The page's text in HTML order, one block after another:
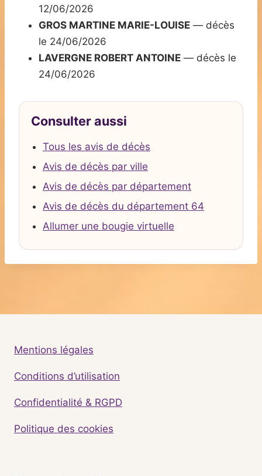
12/06/2026
GROS MARTINE MARIE-LOUISE — décès
le 24/06/2026
LAVERGNE ROBERT ANTOINE — décès le
24/06/2026
Consulter aussi
Tous les avis de décès
Avis de décès par ville
Avis de décès par département
Avis de décès du département 64
Allumer une bougie virtuelle
Mentions légales
Conditions d’utilisation
Confidentialité & RGPD
Politique des cookies